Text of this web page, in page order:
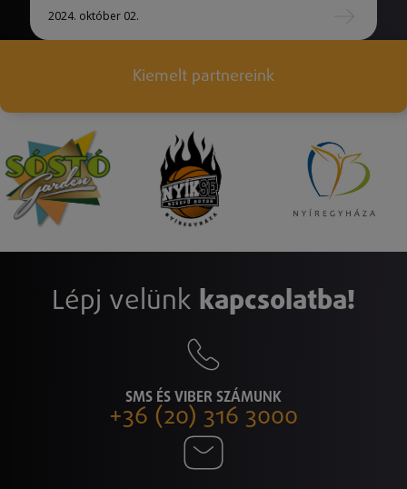
2024. október 02.
Kiemelt partnereink
Lépj velünk kapcsolatba!
SMS ÉS VIBER SZÁMUNK
+36 (20) 316 3000